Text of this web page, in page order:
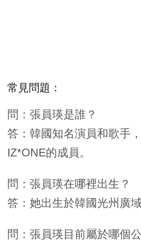
常見問題：
問：張員瑛是誰？
答：韓國知名演員和歌手
IZ*ONE的成員。
問：張員瑛在哪裡出生？
答：她出生於韓國光州廣域
問：張員瑛目前屬於哪個